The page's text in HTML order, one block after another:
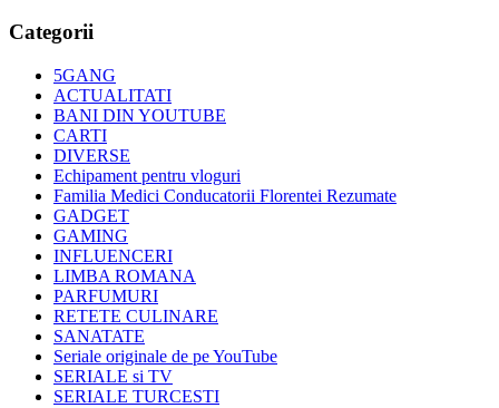
Categorii
5GANG
ACTUALITATI
BANI DIN YOUTUBE
CARTI
DIVERSE
Echipament pentru vloguri
Familia Medici Conducatorii Florentei Rezumate
GADGET
GAMING
INFLUENCERI
LIMBA ROMANA
PARFUMURI
RETETE CULINARE
SANATATE
Seriale originale de pe YouTube
SERIALE si TV
SERIALE TURCESTI